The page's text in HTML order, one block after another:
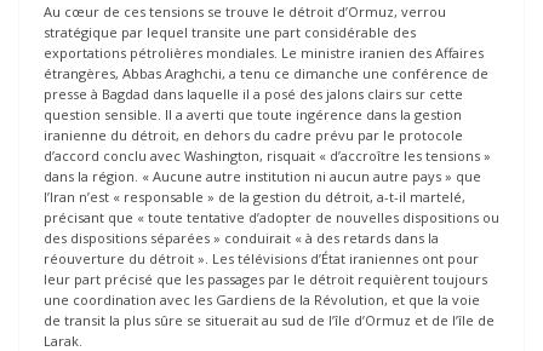
Au cœur de ces tensions se trouve le détroit d’Ormuz, verrou
stratégique par lequel transite une part considérable des
exportations pétrolières mondiales. Le ministre iranien des Affaires
étrangères, Abbas Araghchi, a tenu ce dimanche une conférence de
presse à Bagdad dans laquelle il a posé des jalons clairs sur cette
question sensible. Il a averti que toute ingérence dans la gestion
iranienne du détroit, en dehors du cadre prévu par le protocole
d’accord conclu avec Washington, risquait « d’accroître les tensions »
dans la région. « Aucune autre institution ni aucun autre pays » que
l’Iran n’est « responsable » de la gestion du détroit, a-t-il martelé,
précisant que « toute tentative d’adopter de nouvelles dispositions ou
des dispositions séparées » conduirait « à des retards dans la
réouverture du détroit ». Les télévisions d’État iraniennes ont pour
leur part précisé que les passages par le détroit requièrent toujours
une coordination avec les Gardiens de la Révolution, et que la voie
de transit la plus sûre se situerait au sud de l’île d’Ormuz et de l’île de
Larak.